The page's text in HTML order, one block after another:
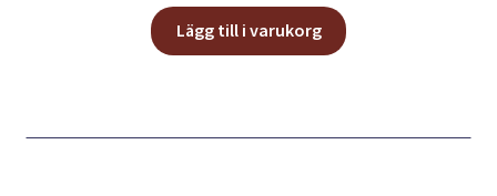
Lägg till i varukorg